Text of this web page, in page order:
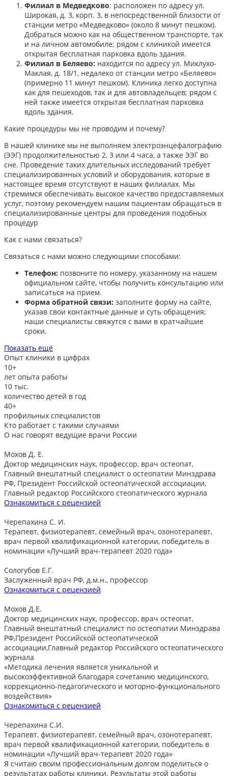
Филиал в Медведково: расположен по адресу ул.
Широкая, д. 3, корп. 3, в непосредственной близости от
станции метро «Медведково» (около 8 минут пешком).
Добраться можно как на общественном транспорте, так
и на личном автомобиле; рядом с клиникой имеется
открытая бесплатная парковка вдоль здания.
Филиал в Беляево: находится по адресу ул. Миклухо-
Маклая, д. 18/1, недалеко от станции метро «Беляево»
(примерно 11 минут пешком). Клиника легко доступна
как для пешеходов, так и для автовладельцев; рядом с
ней также имеется открытая бесплатная парковка
вдоль здания.
Какие процедуры мы не проводим и почему?
В нашей клинике мы не выполняем электроэнцефалографию
(ЭЭГ) продолжительностью 2, 3 или 4 часа, а также ЭЭГ во
сне. Проведение таких длительных исследований требует
специализированных условий и оборудования, которые в
настоящее время отсутствуют в наших филиалах. Мы
стремимся обеспечивать высокое качество предоставляемых
услуг, поэтому рекомендуем нашим пациентам обращаться в
специализированные центры для проведения подобных
процедур
Как с нами связаться?
Связаться с нами можно следующими способами:​
Телефон: позвоните по номеру, указанному на нашем
официальном сайте, чтобы получить консультацию или
записаться на прием.​
Форма обратной связи: заполните форму на сайте,
указав свои контактные данные и суть обращения;
наши специалисты свяжутся с вами в кратчайшие
сроки.​
Показать ещё
Опыт клиники в цифрах
10+
лет опыта работы
10 тыс.
количество детей в год
40+
профильных специалистов
Кто работает с такими случаями
О нас говорят ведущие врачи России
Мохов Д. Е.
Доктор медицинских наук, профессор, врач остеопат,
Главный внештатный специалист о остеопатии Минздрава
РФ, Президент Российской остеопатической ассоциации,
Главный редактор Российского стеопатического журнала
Ознакомиться с рецензией
Черепахина С. И.
Терапевт, физиотерапевт, семейный врач, озонотерапевт,
врач первой квалификационной категории, победитель в
номинации «Лучший врач-терапевт 2020 года»
Сологубов Е.Г.
Заслуженный врач РФ, д.м.н., профессор
Ознакомиться с рецензией
Мохов Д.Е.
Доктор медицинских наук, профессор, врач остеопат,
Главный внештатный специалист по остеопатии Минздрава
РФ,Президент Российской остеопатической
ассоциации,Главный редактор Российского остеопатического
журнала
«Методика лечения является уникальной и
высокоэффективной благодаря сочетанию медицинского,
коррекционно-педагогического и моторно-функционального
воздействия»
Ознакомиться с рецензией
Черепахина С.И.
Терапевт, физиотерапевт, семейный врач, озонотерапевт,
врач первой квалификационной категории, победитель в
номинации «Лучший врач-терапевт 2020 года»
Я считаю своим профессиональным долгом поделиться о
результатах работы клиники. Результаты этой работы